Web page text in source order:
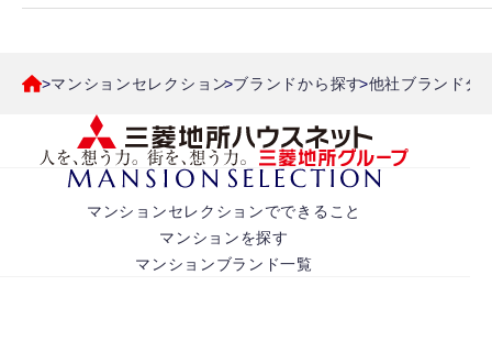
マンションセレクション ブランドから探す 他社ブランド分
マンションセレクションでできること
マンションを探す
マンションブランド一覧